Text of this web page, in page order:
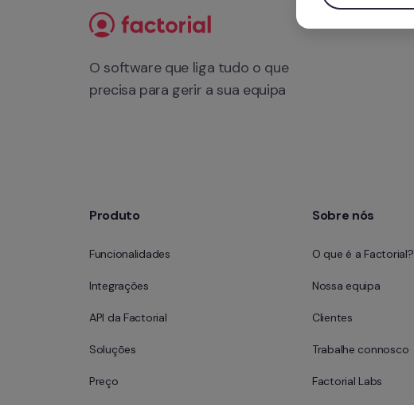
O software que liga tudo o que
precisa para gerir a sua equipa
Produto
Funcionalidades
Integrações
API da Factorial
Soluções
Preço
Sobre nós
O que é a Factorial?
Nossa equipa
Clientes
Trabalhe connosco
Factorial Labs